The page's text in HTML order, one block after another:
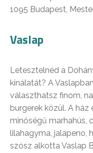
1095 Budapest,
Vaslap
Letesztelnéd a
kínálatát? A
választhatsz finom,
burgerek közül. A ház
minőségű marhahús,
lilahagyma, jalapeno,
szósz alkotta Vaslap